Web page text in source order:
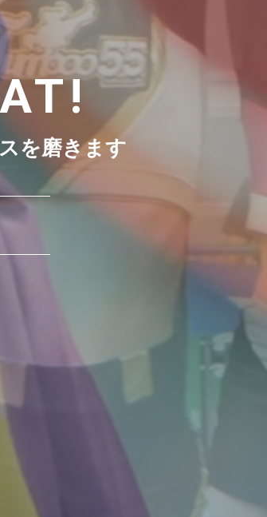
を磨きます